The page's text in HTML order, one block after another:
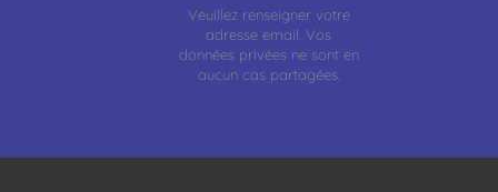
Veuillez renseigner votre
adresseemail.Vos
données privées ne sont en
aucun cas partagées.